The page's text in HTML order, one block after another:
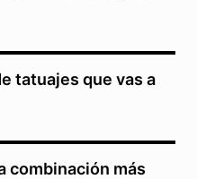
tatuajes que vas a
combinación más